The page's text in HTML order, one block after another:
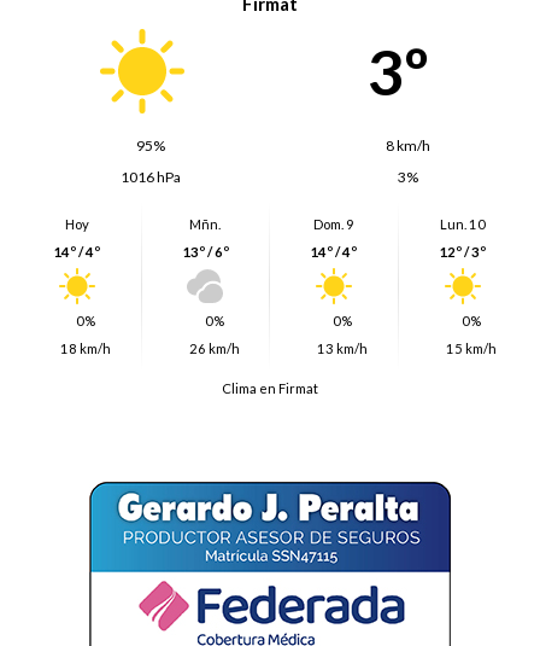
3º
95%
8 km/h
1016 hPa
3%
Hoy
14º / 4º
0%
18 km/h
Mñn.
13º / 6º
0%
26 km/h
Dom. 9
14º / 4º
0%
13 km/h
Lun. 10
12º / 3º
0%
15 km/h
Clima en Firmat